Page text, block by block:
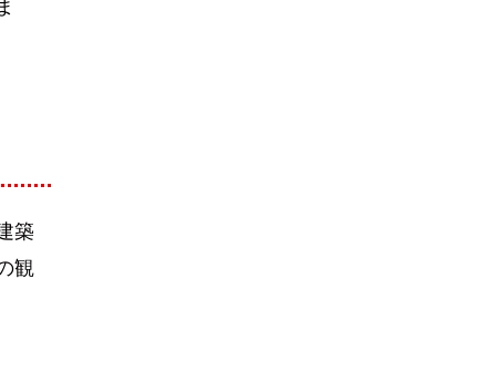
築
観